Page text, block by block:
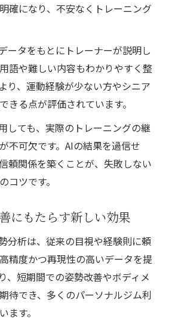
確になり、不安なくトレーニング
ータをもとにトレーナーが説明し
語や難しい内容もわかりやすく整
り、運動経験が少ない方やシニア
きる点が評価されています。
しても、実際のトレーニングの継
不可欠です。AIの結果を過信せ
頼関係を築くことが、失敗しない
コツです。
にもたらす新しい効果
分析は、従来の目視や経験則に頼
精度かつ再現性の高いデータを提
、短期間での姿勢改善やボディメ
待でき、多くのパーソナルジム利
ます。